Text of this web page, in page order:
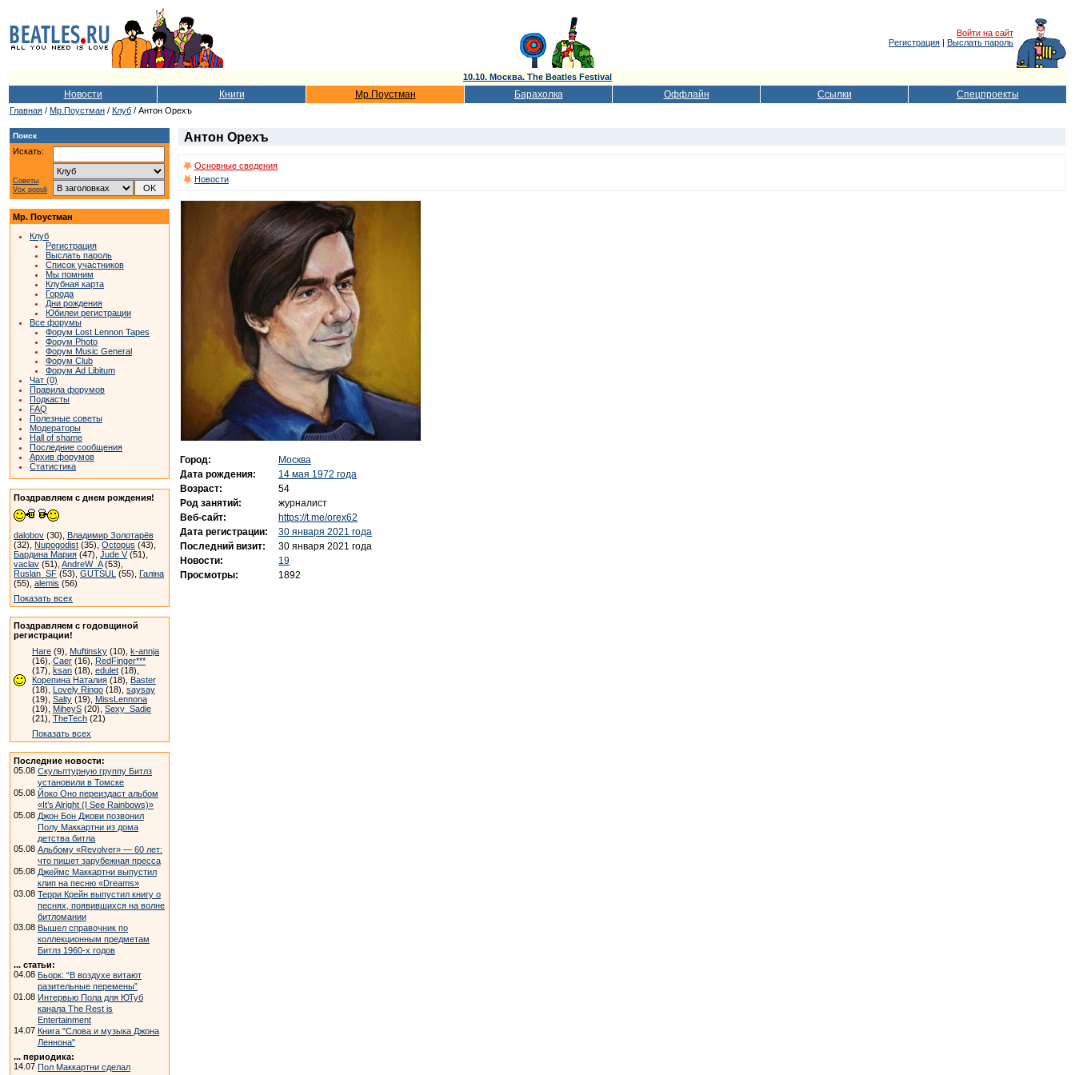
Войти на сайт
Регистрация | Выслать пароль
10.10. Москва. The Beatles Festival
Новости Книги Мр.Поустман Барахолка Оффлайн Ссылки Спецпроекты
Главная / Мр.Поустман / Клуб / Антон Орехъ
Поиск
Искать:
Советы
Vox populi
Мр. Поустман
Клуб
Регистрация
Выслать пароль
Список участников
Мы помним
Клубная карта
Города
Дни рождения
Юбилеи регистрации
Все форумы
Форум Lost Lennon Tapes
Форум Photo
Форум Music General
Форум Club
Форум Ad Libitum
Чат (0)
Правила форумов
Подкасты
FAQ
Полезные советы
Модераторы
Hall of shame
Последние сообщения
Архив форумов
Статистика
Поздравляем с днем рождения!
dalobov (30), Владимир Золотарёв
(32), Nupogodist (35), Octopus (43),
Бардина Мария (47), Jude V(51),
vaclav (51), AndreW_A(53),
Ruslan_SF (53), GUTSUL (55), Галіна
(55), alemis (56)
Показать всех
Поздравляем с годовщиной
регистрации!
Hare (9), Muftinsky (10), k-annja
(16), Caer (16), RedFinger***
(17), ksan (18), edulet (18),
Корепина Наталия (18), Baster
(18), Lovely Ringo (18), saysay
(19), Salty (19), MissLennona
(19), MiheyS (20), Sexy_Sadie
(21), TheTech (21)
Показать всех
Последние новости:
05.08 Скульптурную группу Битлз
установили в Томске
05.08 Йоко Оно переиздаст альбом
«It’s Alright (I See Rainbows)»
05.08 Джон Бон Джови позвонил
Полу Маккартни из дома
детства битла
05.08 Альбому «Revolver» — 60 лет:
что пишет зарубежная пресса
05.08 Джеймс Маккартни выпустил
клип на песню «Dreams»
03.08 Терри Крейн выпустил книгу о
песнях, появившихся на волне
битломании
03.08 Вышел справочник по
коллекционным предметам
Битлз 1960-х годов
... статьи:
04.08 Бьорк: “В воздухе витают
разительные перемены”
01.08 Интервью Пола для ЮТуб
канала The Rest is
Entertainment
14.07 Книга "Слова и музыка Джона
Леннона"
... периодика:
14.07 Пол Маккартни сделал
Антон Орехъ
Основные сведения
Новости
Город:
Москва
Дата рождения:
14 мая 1972 года
Возраст:
54
Род занятий:
журналист
Веб-сайт:
https://t.me/orex62
Дата регистрации:
30 января 2021 года
Последний визит:
30 января 2021 года
Новости:
19
Просмотры:
1892